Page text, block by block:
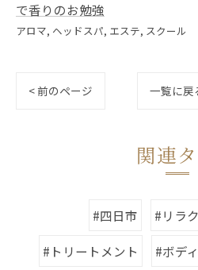
で香りのお勉強
アロマ ヘッドスパ エステ スクール
< 前のページ 一覧に戻
関連
#四日市 #リラ
#トリートメント #ボデ